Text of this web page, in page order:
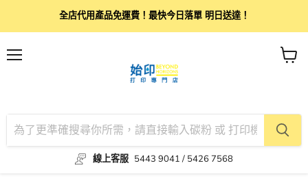
全店代用產品免運費！最快今日落單 明日送達！
線上客服 5443 9041 / 5426 7568
查
車